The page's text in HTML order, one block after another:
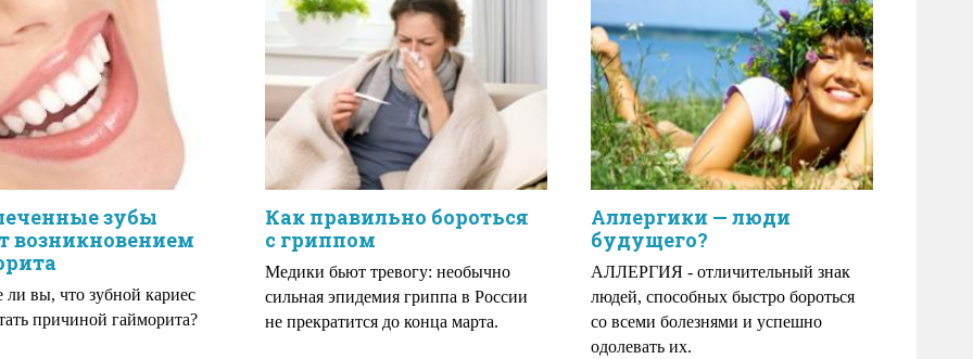
зубы
возникновением
ли вы, что зубной кариес
причиной гайморита?
Как правильно бороться
с гриппом
Медики бьют тревогу: необычно
сильная эпидемия гриппа в России
не прекратится до конца марта.
Аллергики — люди
будущего?
АЛЛЕРГИЯ - отличительный знак
людей, способных быстро бороться
со всеми болезнями и успешно
одолевать их.